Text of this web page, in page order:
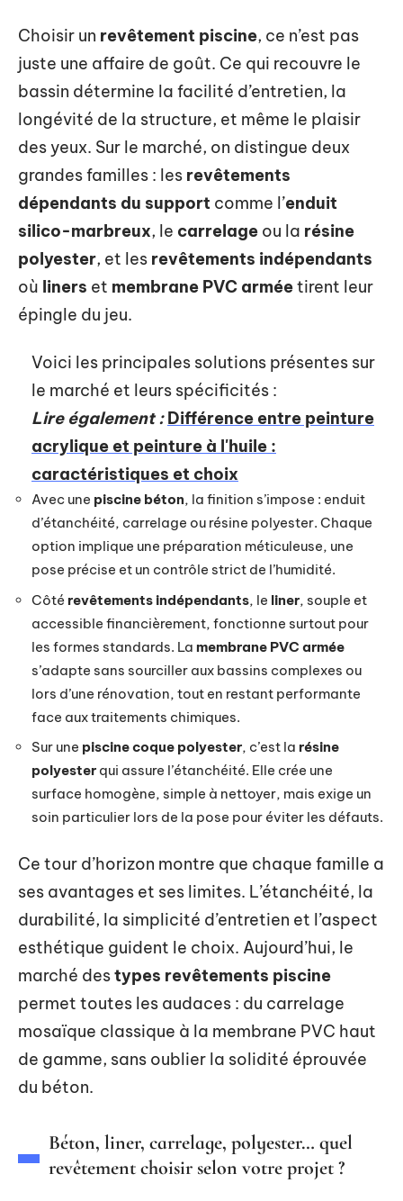
Choisir un revêtement piscine, ce n’est pas
juste une affaire de goût. Ce qui recouvre le
bassin détermine la facilité d’entretien, la
longévité de la structure, et même le plaisir
des yeux. Sur le marché, on distingue deux
grandes familles : les revêtements
dépendants du support comme l’enduit
silico-marbreux, le carrelage ou la résine
polyester, et les revêtements indépendants
où liners et membrane PVC arméetirent leur
épingle du jeu.
Voici les principales solutions présentes sur
le marché et leurs spécificités :
Lire également : Différence entre peinture
acrylique et peinture à l'huile :
caractéristiques et choix
Avec une piscine béton, la finition s’impose : enduit
d’étanchéité, carrelage ou résine polyester. Chaque
option implique une préparation méticuleuse, une
pose précise et un contrôle strict de l’humidité.
Côtérevêtements indépendants, le liner, souple et
accessible financièrement, fonctionne surtout pour
les formes standards. La membrane PVC armée
s’adapte sans sourciller aux bassins complexes ou
lors d’une rénovation, tout en restant performante
face aux traitements chimiques.
Sur une piscine coque polyester, c’est la résine
polyester qui assure l’étanchéité. Elle crée une
surface homogène, simple à nettoyer, mais exige un
soin particulier lors de la pose pour éviter les défauts.
Ce tour d’horizon montre que chaque famille a
ses avantages et ses limites. L’étanchéité, la
durabilité, la simplicité d’entretien et l’aspect
esthétique guident le choix. Aujourd’hui, le
marché destypes revêtements piscine
permet toutes les audaces : du carrelage
mosaïque classique à la membrane PVC haut
de gamme, sans oublier la solidité éprouvée
du béton.
Béton, liner, carrelage, polyester… quel
revêtement choisir selon votre projet ?